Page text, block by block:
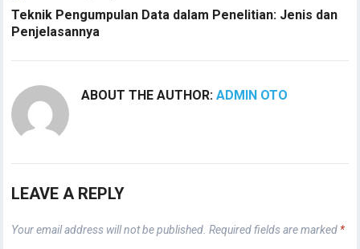
Teknik Pengumpulan Data dalam Penelitian: Jenis dan
Penjelasannya
ABOUT THE AUTHOR:ADMIN OTO
LEAVE A REPLY
Your email address will not be published. Required fields are marked *